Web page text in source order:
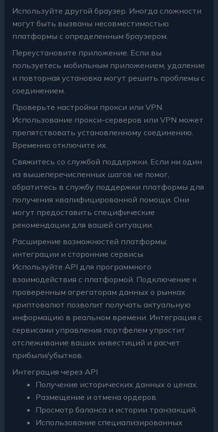
Используйте другой браузер. Иногда сложности
могут быть вызваны несовместимостью
платформы с определенным браузером.
Переустановите приложение. Если вы
пользуетесь мобильным приложением, удаление
и повторная установка могут решить проблемы с
соединением.
Проверьте настройки прокси или VPN.
Использование прокси-серверов или VPN может
препятствовать установленному соединению.
Временно отключите их.
Свяжитесь со службой поддержки. Если ни один
из вышеперечисленных шагов не помог,
обратитесь в службу поддержки платформы для
получения квалифицированной помощи. Они
могут предоставить специфические
рекомендации для вашей ситуации.
Расширение возможностей платформы:
интеграции и сторонние сервисы
Используйте API для программного
взаимодействия с платформой. Подключение к
проверенным агрегаторам данных о рынках
криптовалют позволит получать актуальную
информацию в реальном времени. Интеграция с
сервисами управления портфелем упростит
отслеживание ваших инвестиций и расчет
прибыли/убытков.
Интеграция через API
Получение исторических данных о ценах.
Размещение и отмена ордеров.
Просмотр баланса и истории транзакций.
Использование специализированных